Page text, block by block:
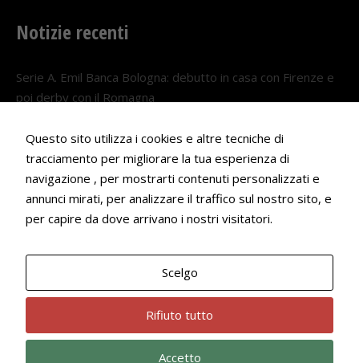
Notizie recenti
Serie A. Emil Banca Bologna: debutto in casa con Firenze e
poi derby con il Romagna
Serie A. Il Bologna nel girone veneto
29 LUGLIO 2026
Francesco Andrei convocato al Camp estivo della nazionale
22 LUGLIO 2026
Questo sito utilizza i cookies e altre tecniche di
tracciamento per migliorare la tua esperienza di
navigazione , per mostrarti contenuti personalizzati e
annunci mirati, per analizzare il traffico sul nostro sito, e
per capire da dove arrivano i nostri visitatori.
Scelgo
Rifiuto tutto
Accetto